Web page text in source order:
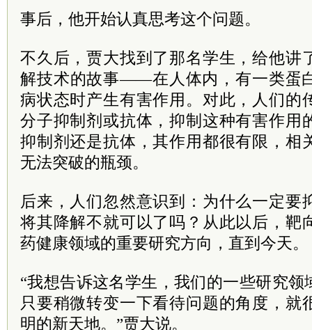
事后，他开始认真思考这个问题。
不久后，贾大找到了那名学生，给他讲
解技术的故事——在人体内，有一类蛋
病状态时产生有害作用。对此，人们的
分子抑制剂或抗体，抑制这种有害作用
抑制剂还是抗体，其作用都很有限，相
无法突破的瓶颈。
后来，人们忽然意识到：为什么一定要
将其降解不就可以了吗？从此以后，靶
药健康领域的重要研究方向，直到今天。
“我想告诉这名学生，我们的一些研究
只要稍微转变一下看待问题的角度，就
明的新天地。”贾大说。